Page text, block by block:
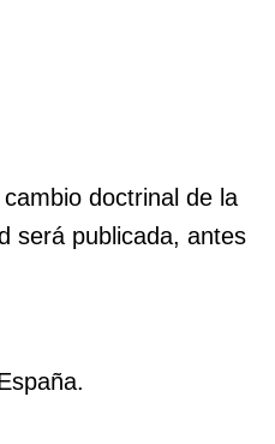
doctrinal de la
será publicada, antes